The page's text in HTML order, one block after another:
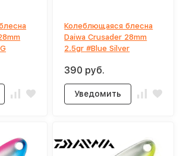
Колеблющаяся блесна
Daiwa Crusader 28mm
2.5gr #Blue Silver
390 руб.
Уведомить